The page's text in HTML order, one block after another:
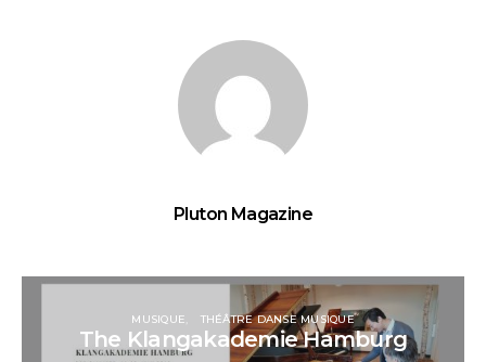
Pluton Magazine
MUSIQUE THÉÂTRE DANSE MUSIQUE
The Klangakademie Hamburg